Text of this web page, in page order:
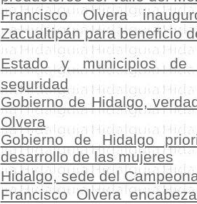
Francisco Olvera
Zacualtipán para beneficio
Estado y municipios de
seguridad
Gobierno de Hidalgo,
Olvera
Gobierno de Hidalgo
desarrollo de las mujeres
Hidalgo, sede del
Francisco Olvera